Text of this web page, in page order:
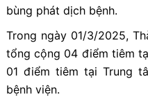
bùng phát dịch bệnh.
Trong ngày 01/3/2025,
tổng cộng 04 điểm tiêm
01 điểm tiêm tại Trung
bệnh viện.